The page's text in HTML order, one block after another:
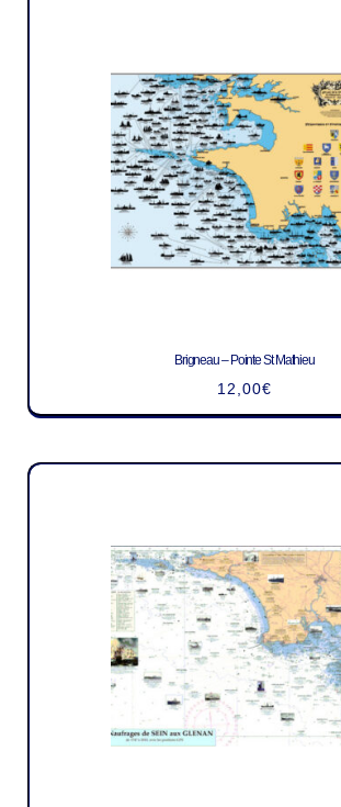
Brigneau – Pointe St Mathieu
12,00€